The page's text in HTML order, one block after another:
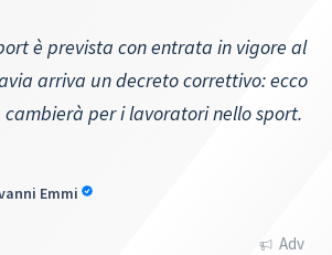
è prevista con entrata in vigore al
arriva un decreto correttivo: ecco
per i lavoratori nello sport.
Emmi
Adv